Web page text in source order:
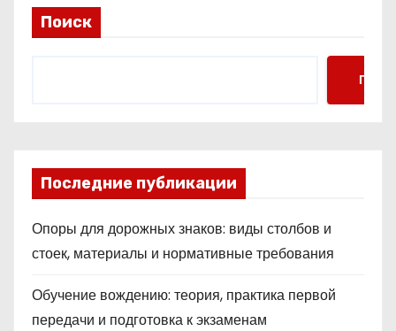
Поиск
Поиск
Последние публикации
Опоры для дорожных знаков: виды столбов и
стоек, материалы и нормативные требования
Обучение вождению: теория, практика первой
передачи и подготовка к экзаменам